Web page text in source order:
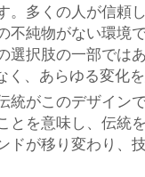
。多くの人が信頼
不純物がない環境
択肢の一部ではあ
、あらゆる変化
統がこのデザイン
とを意味し、伝統
ドが移り変わり、